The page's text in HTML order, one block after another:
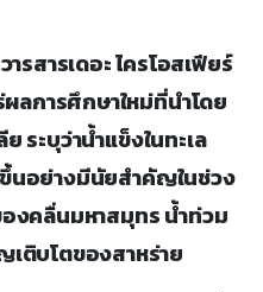
รสารเดอะ ไครโอสเฟียร์
ลการศึกษาใหม่ที่นำโดย
ระบุว่าน้ำแข็งในทะเล
นอย่างมีนัยสำคัญในช่วง
งคลื่นมหาสมุทร น้ำท่วม
เติบโตของสาหร่าย